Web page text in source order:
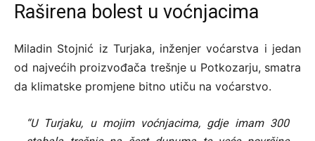
Raširena bolest u voćnjacima
Miladin Stojnić iz Turjaka, inženjer voćarstva i jedan
od najvećih proizvođača trešnje u Potkozarju, smatra
da klimatske promjene bitno utiču na voćarstvo.
“U Turjaku, u mojim voćnjacima, gdje imam 300